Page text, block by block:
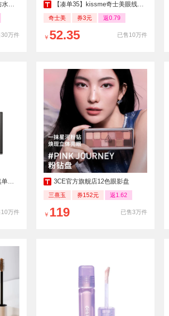
色
30万件
【凑单35】kissme奇士美眼线液笔
奇士美 券3元 返0.79
已售10万件
￥ 52.35
尘
10万件
3CE官方旗舰店12色眼影盘
三熹玉 券152元 返1.62
已售3万件
￥ 119